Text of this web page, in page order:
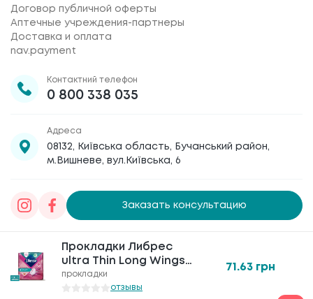
Прокладки Либрес
ultra Thin Long Wings
3мм №8 5 капель
прокладки
отзывы
71.63 грн
Прокладки Либрес
ultra Thin Long Wings
3мм №8 5 капель
прокладки
отзывы
71.63 грн
Договор публичной оферты
Аптечные учреждения-партнеры
Доставка и оплата
nav.payment
Контактний телефон
0 800 338 035
Адреса
08132, Київська область, Бучанський район,
м.Вишневе, вул.Київська, 6
Заказать консультацию
Товариство з обмеженою відповідальністю
«Галафарм», код ЄДРПОУ 30886474 © 2020-2026